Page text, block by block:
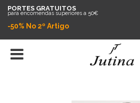
PORTES GRATUITOS
para encomendas superiores a 50€
-50% No 2º Artigo